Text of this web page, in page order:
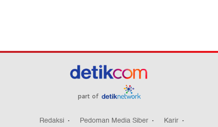
part of
Redaksi Pedoman Media Siber
Karir